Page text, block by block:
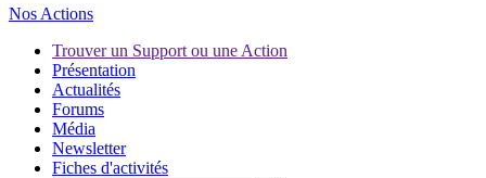
Nos Actions
Trouver un Support ou une Action
Présentation
Actualités
Forums
Média
Newsletter
Fiches d'activités